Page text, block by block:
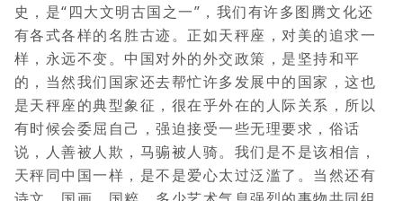
史，是“四大文明古国之一”，我们有许多图腾文化还
有各式各样的名胜古迹。正如天秤座，对美的追求一
样，永远不变。中国对外的外交政策，是坚持和平
的，当然我们国家还去帮忙许多发展中的国家，这也
是天秤座的典型象征，很在乎外在的人际关系，所以
有时候会委屈自己，强迫接受一些无理要求，俗话
说，人善被人欺，马骟被人骑。我们是不是该相信，
天秤同中国一样，是不是爱心太过泛滥了。当然还有